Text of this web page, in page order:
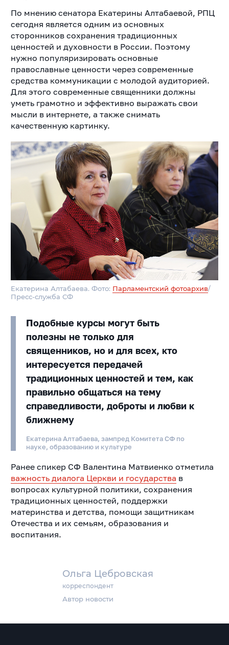
Ольга Цебровская
корреспондент
Автор новости
По мнению сенатора Екатерины Алтабаевой, РПЦ
сегодня является одним из основных
сторонников сохранения традиционных
ценностей и духовности в России. Поэтому
нужно популяризировать основные
православные ценности через современные
средства коммуникации с молодой аудиторией.
Для этого современные священники должны
уметь грамотно и эффективно выражать свои
мысли в интернете, а также снимать
качественную картинку.
Екатерина Алтабаева. Фото: Парламентский фотоархив/
Пресс-служба СФ
Подобные курсы могут быть
полезны не только для
священников, но и для всех, кто
интересуется передачей
традиционных ценностей и тем, как
правильно общаться на тему
справедливости, доброты и любви к
ближнему
Екатерина Алтабаева, зампред Комитета СФ по
науке, образованию и культуре
Ранее спикер СФ Валентина Матвиенко отметила
важность диалога Церкви и государства в
вопросах культурной политики, сохранения
традиционных ценностей, поддержки
материнства и детства, помощи защитникам
Отечества и их семьям, образования и
воспитания.